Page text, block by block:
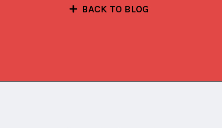
BACK TO BLOG